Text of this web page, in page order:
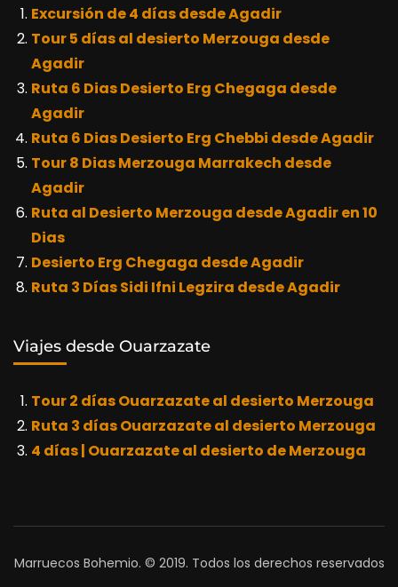
Excursión de 4 días desde Agadir
Tour 5 días al desierto Merzouga desde
Agadir
Ruta 6 Dias Desierto Erg Chegaga desde
Agadir
Ruta 6 Dias Desierto Erg Chebbi desde Agadir
Tour 8 Dias Merzouga Marrakech desde
Agadir
Ruta al Desierto Merzouga desde Agadir en 10
Dias
Desierto Erg Chegaga desde Agadir
Ruta 3 Días Sidi Ifni Legzira desde Agadir
Viajes desde Ouarzazate
Tour 2 días Ouarzazate al desierto Merzouga
Ruta 3 días Ouarzazate al desierto Merzouga
4 días | Ouarzazate al desierto de Merzouga
Marruecos Bohemio. © 2019. Todos los derechos reservados